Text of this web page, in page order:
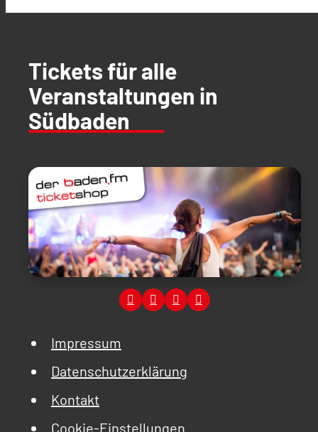
Tickets für alle
Veranstaltungen in
Südbaden
Impressum
Datenschutzerklärung
Kontakt
Cookie-Einstellungen